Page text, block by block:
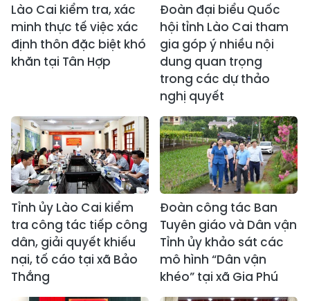
Lào Cai kiểm tra, xác
minh thực tế việc xác
định thôn đặc biệt khó
khăn tại Tân Hợp
Đoàn đại biểu Quốc
hội tỉnh Lào Cai tham
gia góp ý nhiều nội
dung quan trọng
trong các dự thảo
nghị quyết
Tỉnh ủy Lào Cai kiểm
tra công tác tiếp công
dân, giải quyết khiếu
nại, tố cáo tại xã Bảo
Thắng
Đoàn công tác Ban
Tuyên giáo và Dân vận
Tỉnh ủy khảo sát các
mô hình “Dân vận
khéo” tại xã Gia Phú